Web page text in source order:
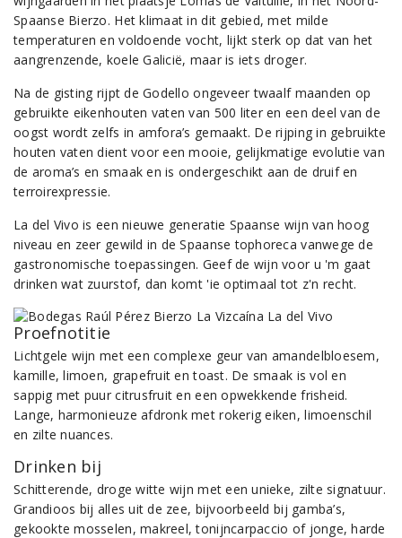
Spaanse Bierzo. Het klimaat in dit gebied, met milde
temperaturen en voldoende vocht, lijkt sterk op dat van het
aangrenzende, koele Galicië, maar is iets droger.
Na de gisting rijpt de Godello ongeveer twaalf maanden op
gebruikte eikenhouten vaten van 500 liter en een deel van de
oogst wordt zelfs in amfora’s gemaakt. De rijping in gebruikte
houten vaten dient voor een mooie, gelijkmatige evolutie van
de aroma’s en smaak en is ondergeschikt aan de druif en
terroirexpressie.
La del Vivo is een nieuwe generatie Spaanse wijn van hoog
niveau en zeer gewild in de Spaanse tophoreca vanwege de
gastronomische toepassingen. Geef de wijn voor u 'm gaat
drinken wat zuurstof, dan komt 'ie optimaal tot z'n recht.
Proefnotitie
Lichtgele wijn met een complexe geur van amandelbloesem,
kamille, limoen, grapefruit en toast. De smaak is vol en
sappig met puur citrusfruit en een opwekkende frisheid.
Lange, harmonieuze afdronk met rokerig eiken, limoenschil
en zilte nuances.
Drinken bij
Schitterende, droge witte wijn met een unieke, zilte signatuur.
Grandioos bij alles uit de zee, bijvoorbeeld bij gamba’s,
gekookte mosselen, makreel, tonijncarpaccio of jonge, harde